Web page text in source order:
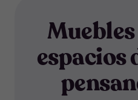
espacios